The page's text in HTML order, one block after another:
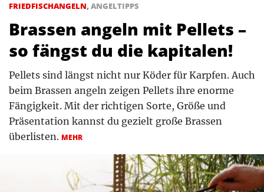
FRIEDFISCHANGELN, ANGELTIPPS
Brassen angeln mit Pellets –
so fängst du die kapitalen!
Pellets sind längst nicht nur Köder für Karpfen. Auch
beim Brassen angeln zeigen Pellets ihre enorme
Fängigkeit. Mit der richtigen Sorte, Größe und
Präsentation kannst du gezielt große Brassen
überlisten. MEHR